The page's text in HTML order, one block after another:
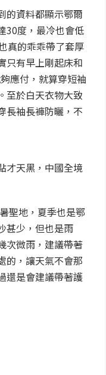
的資料都顯示鄂爾
30度，最冷也會低
真的乖乖帶了套厚
只有早上剛起床和
應付，就算穿短袖
至於白天衣物大致
長袖長褲防曬，不
才天黑，中國全境
聖地，夏季也是鄂
甚少，但也是雨
次微雨，建議帶著
的，讓天氣不會那
還是會建議帶著護